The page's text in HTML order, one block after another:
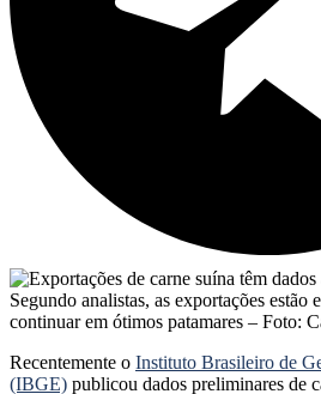
Segundo analistas, as exportações estão
continuar em ótimos patamares – Foto:
Recentemente o Instituto Brasileiro de
(IBGE) publicou dados preliminares de